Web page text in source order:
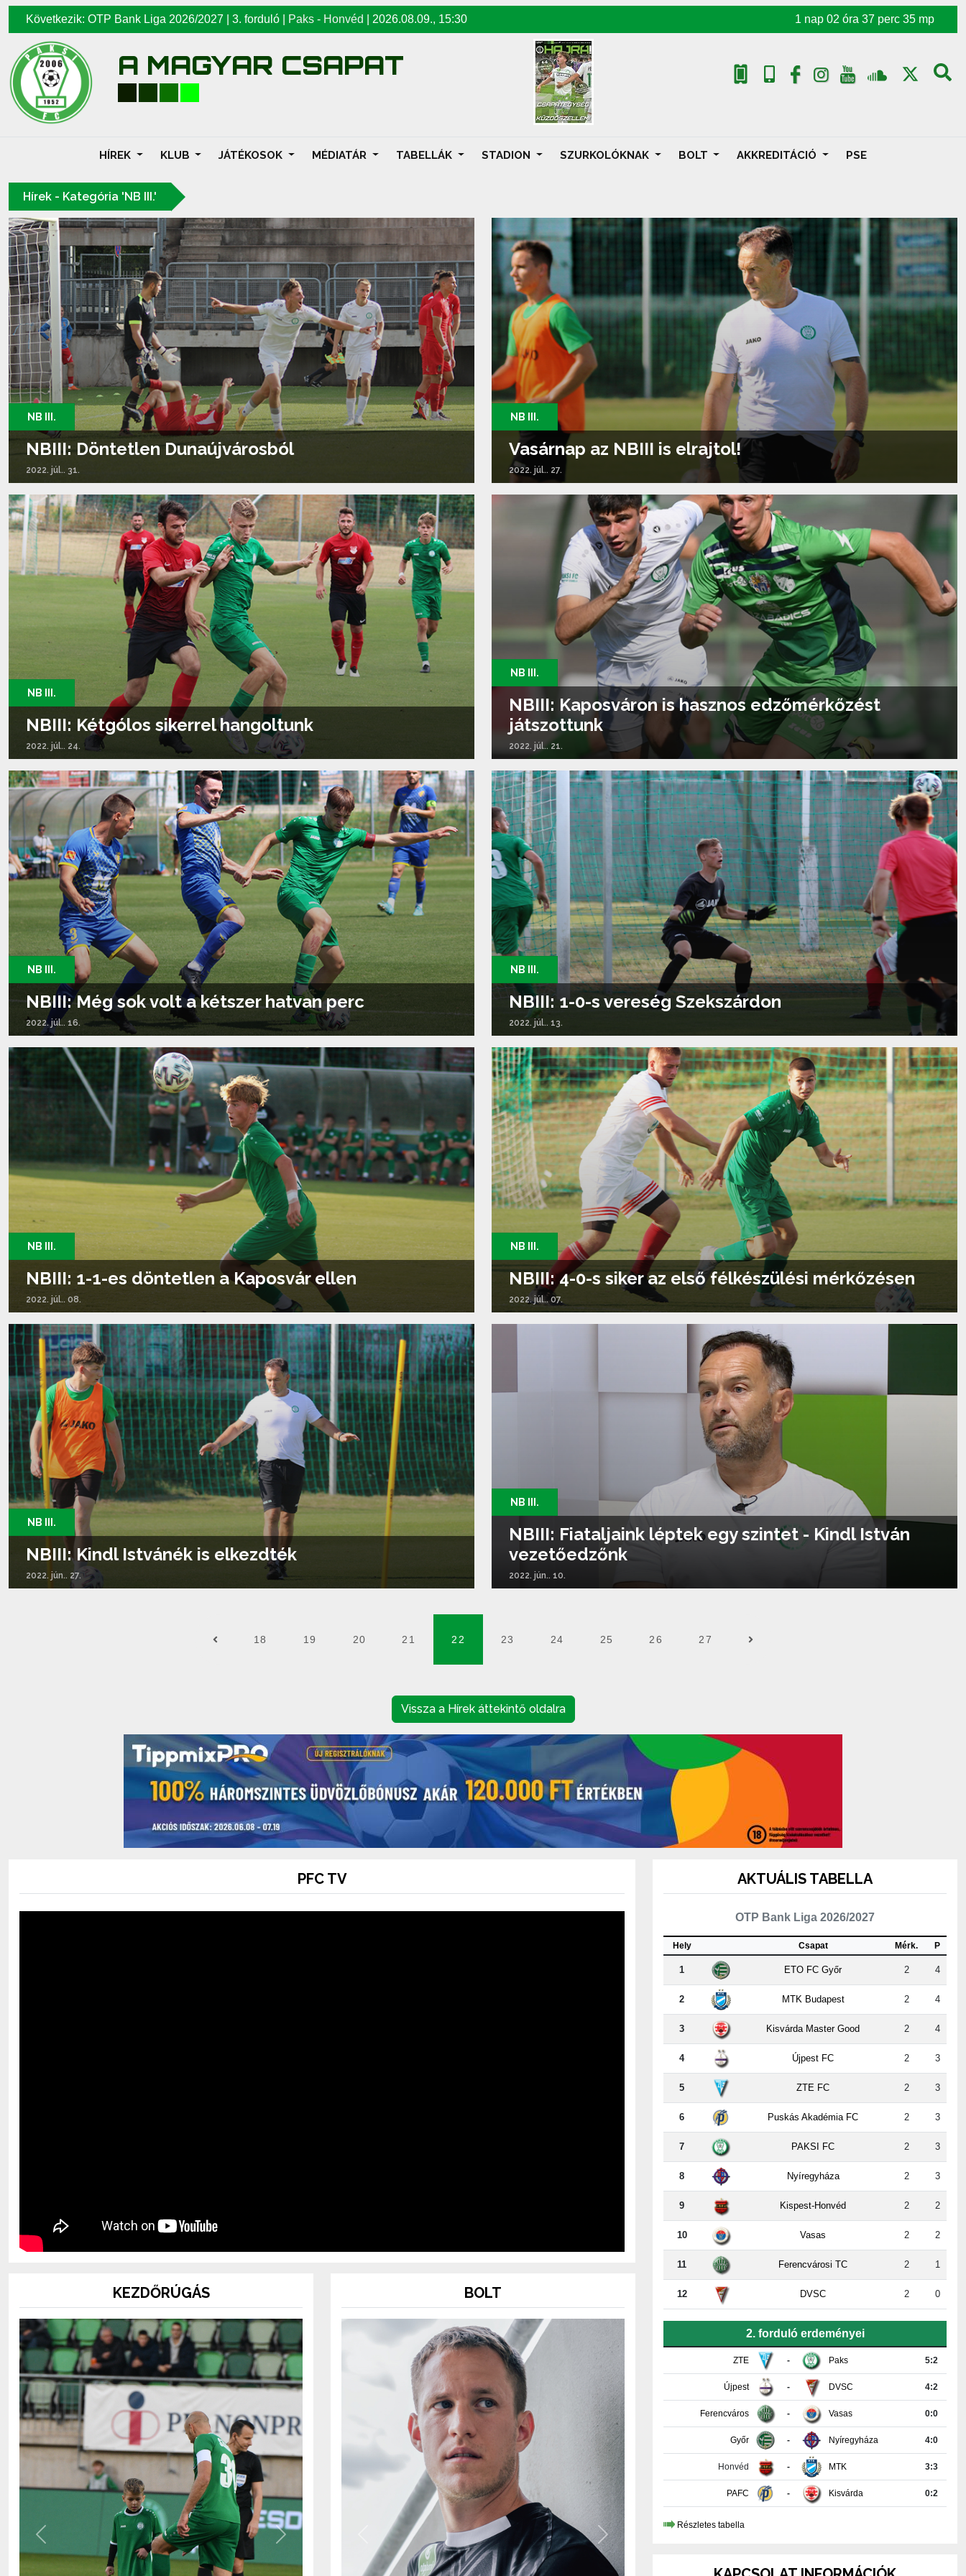
Következik: OTP Bank Liga 2026/2027 | 3. forduló | Paks - Honvéd 2026.08.09., 15:30 1 nap 02 óra 37 perc 32 mp
A MAGYAR CSAPAT
HÍREK KLUB JÁTÉKOSOK MÉDIATÁR TABELLÁK STADION SZURKOLÓKNAK BOLT AKKREDITÁCIÓ PSE
Hírek - Kategória 'NB III.'
NB III.
NBIII: Döntetlen Dunaújvárosból
2022. júl.. 31.
Tovább olvasom...
NB III.
Vasárnap az NBIII is elrajtol!
2022. júl.. 27.
Tovább olvasom...
NB III.
NBIII: Kétgólos sikerrel hangoltunk
2022. júl.. 24.
Tovább olvasom...
NB III.
NBIII: Kaposváron is hasznos edzőmérkőzést
játszottunk
2022. júl.. 21.
Tovább olvasom...
NB III.
NBIII: Még sok volt a kétszer hatvan perc
2022. júl.. 16.
Tovább olvasom...
NB III.
NBIII: 1-0-s vereség Szekszárdon
2022. júl.. 13.
Tovább olvasom...
NB III.
NBIII: 1-1-es döntetlen a Kaposvár ellen
2022. júl.. 08.
Tovább olvasom...
NB III.
NBIII: 4-0-s siker az első félkészülési mérkőzésen
2022. júl.. 07.
Tovább olvasom...
NB III.
NBIII: Kindl Istvánék is elkezdték
2022. jún.. 27.
NB III.
NBIII: Fiataljaink léptek egy szintet - Kindl István
vezetőedzőnk
2022. jún.. 10.
18 19 20 21 22 23 24 25 26 27
Vissza a Hírek áttekintő oldalra
PFC TV
KEZDŐRÚGÁS
Previous Next
BOLT
Previous Next
AKTUÁLIS TABELLA
OTP Bank Liga 2026/2027
Hely Csapat Mérk. P
1 ETO FC Győr 2 4
2 MTK Budapest 2 4
3 Kisvárda Master Good 2 4
4 Újpest FC 2 3
5 ZTE FC 2 3
6 Puskás Akadémia FC 2 3
7 PAKSI FC 2 3
8 Nyíregyháza 2 3
9 Kispest-Honvéd 2 2
10 Vasas 2 2
11 Ferencvárosi TC 2 1
12 DVSC 2 0
2. forduló erdeményei
ZTE - Paks 5:2
Újpest - DVSC 4:2
Ferencváros - Vasas 0:0
Győr - Nyíregyháza 4:0
Honvéd - MTK 3:3
PAFC - Kisvárda 0:2
Részletes tabella